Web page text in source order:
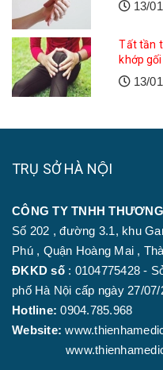
13/
Tất tần
khớp gối
13/
TRỤ SỞ HÀ NỘI
CÔNG TY TNHH
Số 202 , đường 3.1, khu
Phú , Quận Hoàng Mai ,
ĐKKD số: 0104775428 -
phố Hà Nội cấp ngày 27/
Hotline: 0904.785.968
Website: